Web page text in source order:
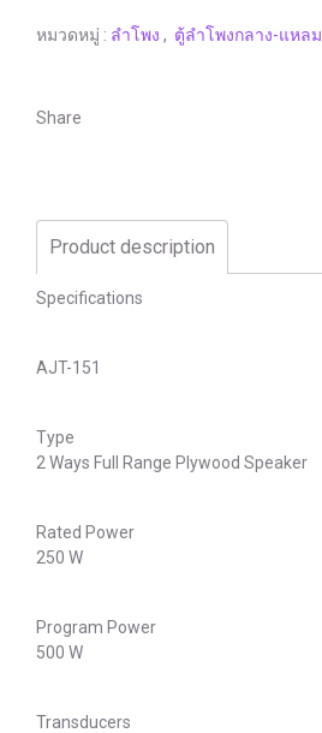
หมวดหมู่ : ลำโพง , ตู้ลำโพงกลาง-แหลม
Share
Product description
Specifications
AJT-151
Type
2 Ways Full Range Plywood Speaker
Rated Power
250 W
Program Power
500 W
Transducers